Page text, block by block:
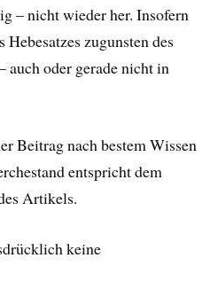
– nicht wieder her. Insofern
zugunsten des
auch oder gerade nicht in
Beitrag nach bestem Wissen
entspricht dem
Artikels.
keine